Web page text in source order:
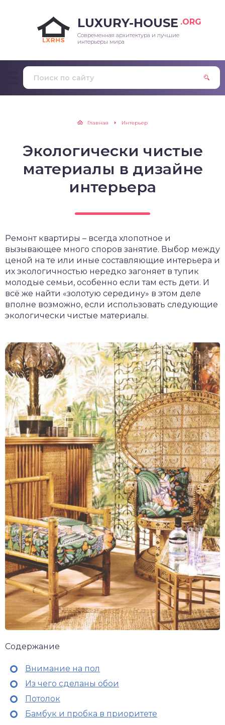
LUXURY-HOUSE .ORG
Современная архитектура и лучшие
интерьеры мира
Главная Интерьер
Экологически чистые
материалы в дизайне
интерьера
Ремонт квартиры – всегда хлопотное и
вызывающее много споров занятие. Выбор между
ценой на те или иные составляющие интерьера и
их экологичностью нередко загоняет в тупик
молодые семьи, особенно если там есть дети. И
всё же найти «золотую середину» в этом деле
вполне возможно, если использовать следующие
экологически чистые материалы.
Содержание
Внимание на пол
Из чего сделаны обои
Потолок
Бамбук и пробка в приоритете